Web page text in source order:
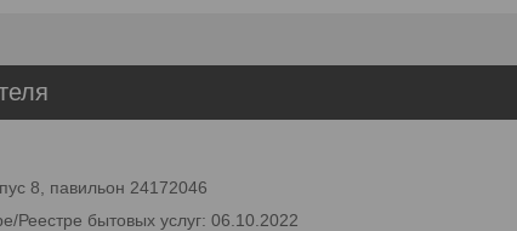
8, павильон 24172046
Реестре бытовых услуг: 06.10.2022